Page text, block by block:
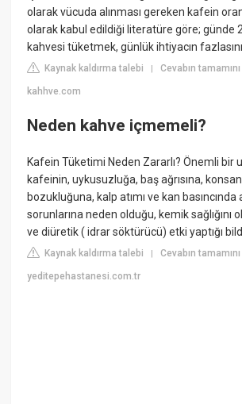
olarak vücuda alınması gereken kafein
olarak kabul edildiği literatüre göre; günde
kahvesi tüketmek, günlük ihtiyacın
Kaynak kaldırma talebi |Cevabın
kahhve.com
Neden kahve içmemeli?
Kafein Tüketimi Neden Zararlı? Önemli bir
kafeinin, uykusuzluğa, baş ağrısına,
bozukluğuna, kalp atımı ve kan basıncında
sorunlarına neden olduğu, kemik sağlığını
ve diüretik ( idrar söktürücü) etki yaptığı
Kaynak kaldırma talebi |Cevabın
yeditepehastanesi.com.tr